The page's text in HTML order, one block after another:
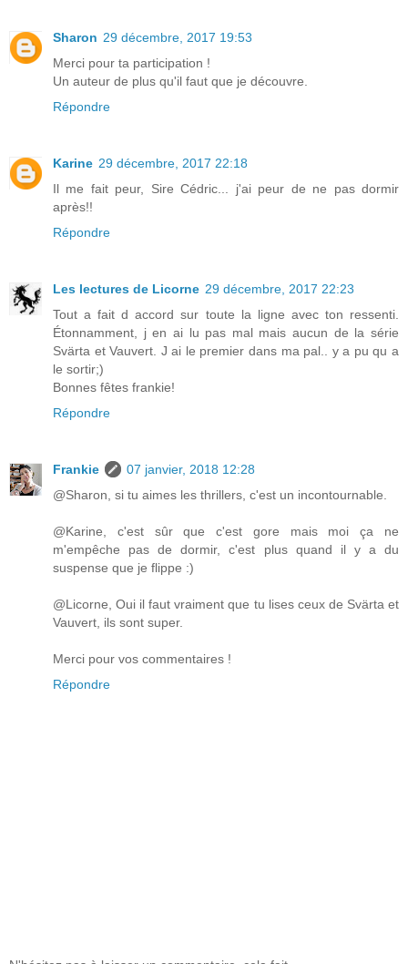
Sharon 29 décembre, 2017 19:53
Merci pour ta participation !
Un auteur de plus qu'il faut que je découvre.
Répondre
Karine 29 décembre, 2017 22:18
Il me fait peur, Sire Cédric... j'ai peur de ne pas dormir
après!!
Répondre
Les lectures de Licorne 29 décembre, 2017 22:23
Tout a fait d accord sur toute la ligne avec ton ressenti.
Étonnamment, j en ai lu pas mal mais aucun de la série
Svärta et Vauvert. J ai le premier dans ma pal.. y a pu qu a
le sortir;)
Bonnes fêtes frankie!
Répondre
Frankie
07 janvier, 2018 12:28
@Sharon, si tu aimes les thrillers, c'est un incontournable.
@Karine, c'est sûr que c'est gore mais moi ça ne
m'empêche pas de dormir, c'est plus quand il y a du
suspense que je flippe :)
@Licorne, Oui il faut vraiment que tu lises ceux de Svärta et
Vauvert, ils sont super.
Merci pour vos commentaires !
Répondre